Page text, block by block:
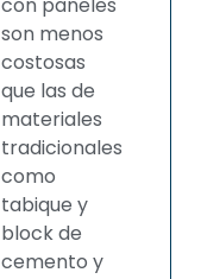
son menos
costosas
que las de
materiales
tradicionales
como
tabique y
block de
cemento y